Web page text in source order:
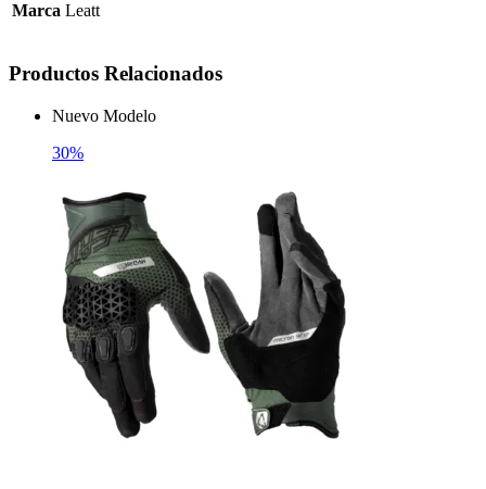
Marca Leatt
Productos Relacionados
Nuevo Modelo
30%